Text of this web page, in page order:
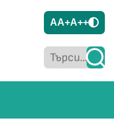
AA+A++